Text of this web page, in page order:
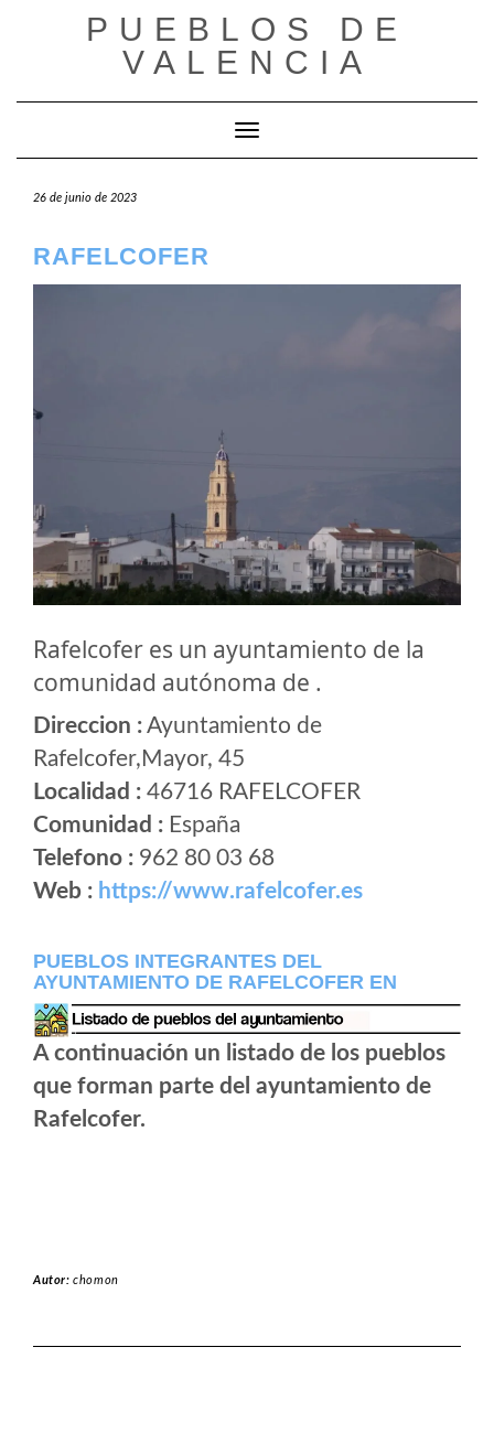
PUEBLOS DE
VALENCIA
Cambiar modo de navegación
26 de junio de 2023
RAFELCOFER
Rafelcofer es un ayuntamiento de la
comunidad autónoma de .
Direccion :Ayuntamiento de
Rafelcofer,Mayor, 45
Localidad : 46716 RAFELCOFER
Comunidad : España
Telefono : 962 80 03 68
Web : https://www.rafelcofer.es
PUEBLOS INTEGRANTES DEL
AYUNTAMIENTO DE RAFELCOFER EN
A continuación un listado de los pueblos
que forman parte del ayuntamiento de
Rafelcofer.
Autor:chomon